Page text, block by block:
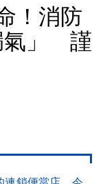
！消防
氣」 謹